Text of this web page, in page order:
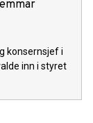
konsernsjef i
inn i styret